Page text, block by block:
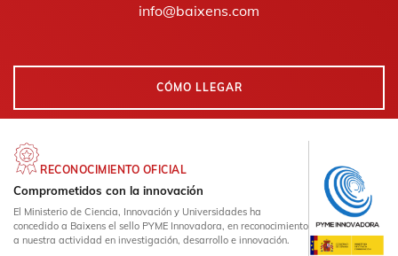
info@baixens.com
CÓMO LLEGAR
RECONOCIMIENTO OFICIAL
Comprometidos con la innovación
El Ministerio de Ciencia, Innovación y Universidades ha
concedido a Baixens el sello PYME Innovadora, en reconocimiento
a nuestra actividad en investigación, desarrollo e innovación.